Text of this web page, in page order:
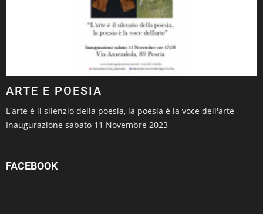
ARTE E POESIA
L'arte è il silenzio della poesia, la poesia è la voce dell'arte
Inaugurazione sabato 11 Novembre 2023
FACEBOOK